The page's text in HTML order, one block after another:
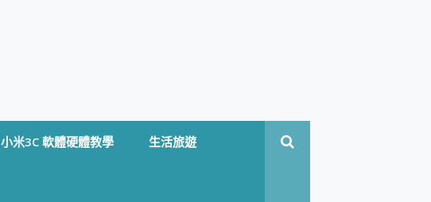
小米3C 軟體硬體教學 生活旅遊